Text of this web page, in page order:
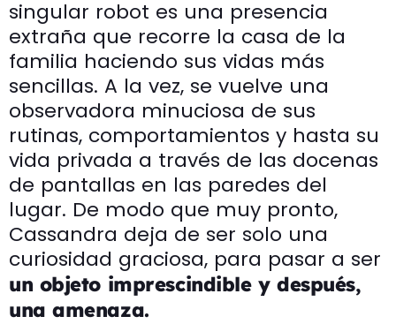
singular robot es una presencia
extraña que recorre la casa de la
familia haciendo sus vidas más
sencillas. A la vez, se vuelve una
observadora minuciosa de sus
rutinas, comportamientos y hasta su
vida privada a través de las docenas
de pantallas en las paredes del
lugar. De modo que muy pronto,
Cassandra deja de ser solo una
curiosidad graciosa, para pasar a ser
un objeto imprescindible y después,
una amenaza.